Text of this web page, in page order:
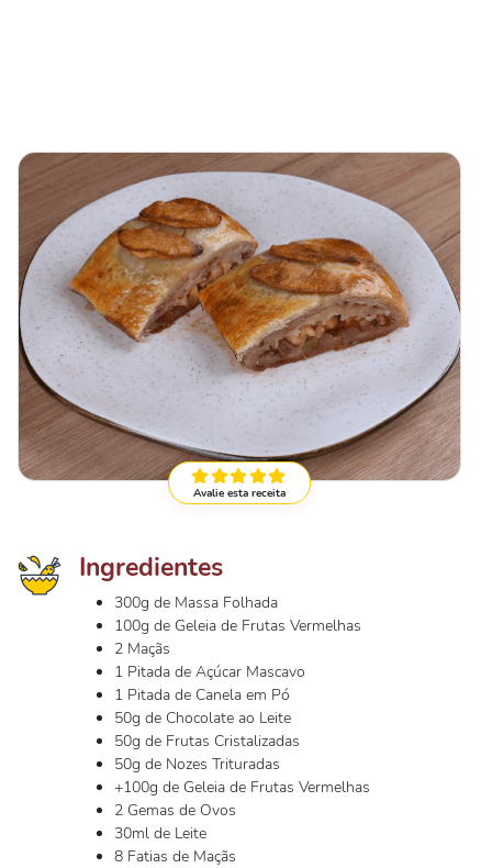
Avalie esta receita
Ingredientes
300g de Massa Folhada
100g de Geleia de Frutas Vermelhas
2 Maçãs
1 Pitada de Açúcar Mascavo
1 Pitada de Canela em Pó
50g de Chocolate ao Leite
50g de Frutas Cristalizadas
50g de Nozes Trituradas
+100g de Geleia de Frutas Vermelhas
2 Gemas de Ovos
30ml de Leite
8 Fatias de Maçãs